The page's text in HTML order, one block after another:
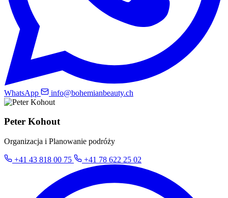
WhatsApp info@bohemianbeauty.ch
Peter Kohout
Organizacja i Planowanie podróży
+41 43 818 00 75 +41 78 622 25 02